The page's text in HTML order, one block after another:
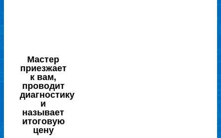
Мастер
приезжает
к вам,
проводит
диагностику
и
называет
итоговую
цену